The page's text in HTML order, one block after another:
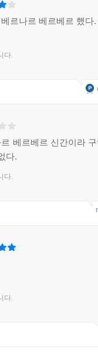
르나르 베르베르 했다.
다.
베르베르 신간이라
다.
다.
다.